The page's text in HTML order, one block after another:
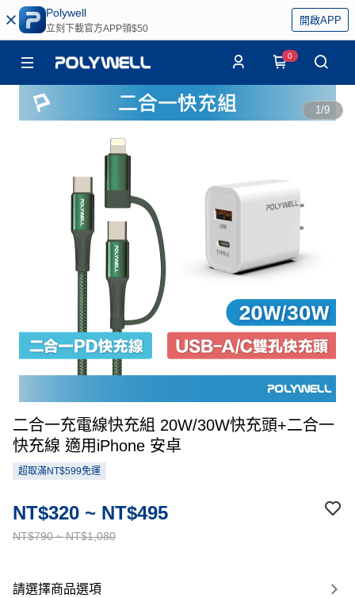
Polywell
立刻下載官方APP領$50
開啟APP
0
1/9
二合一充電線快充組 20W/30W快充頭+二合一
快充線 適用iPhone 安卓
超取滿NT$599免運
NT$790 ~ NT$1,080
NT$320 ~ NT$495
請選擇商品選項